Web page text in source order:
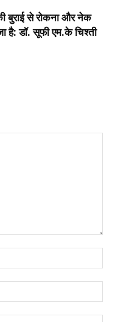
बुराई से रोकना और नेक
है: डॉ. सूफी एम.के चिश्ती